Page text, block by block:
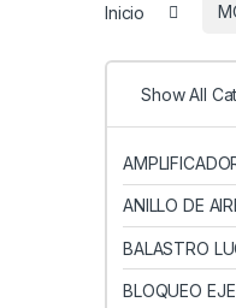
Inicio
Show All
ANILLO DE
BALASTRO
BLOQUEO